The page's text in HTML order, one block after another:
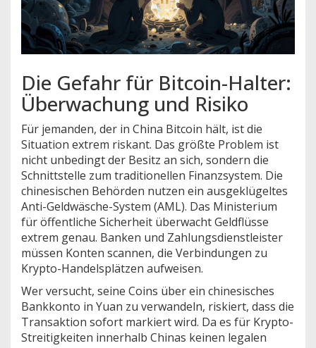
Die Gefahr für Bitcoin-Halter:
Überwachung und Risiko
Für jemanden, der in China Bitcoin hält, ist die
Situation extrem riskant. Das größte Problem ist
nicht unbedingt der Besitz an sich, sondern die
Schnittstelle zum traditionellen Finanzsystem. Die
chinesischen Behörden nutzen ein ausgeklügeltes
Anti-Geldwäsche-System (AML). Das Ministerium
für öffentliche Sicherheit überwacht Geldflüsse
extrem genau. Banken und Zahlungsdienstleister
müssen Konten scannen, die Verbindungen zu
Krypto-Handelsplätzen aufweisen.
Wer versucht, seine Coins über ein chinesisches
Bankkonto in Yuan zu verwandeln, riskiert, dass die
Transaktion sofort markiert wird. Da es für Krypto-
Streitigkeiten innerhalb Chinas keinen legalen